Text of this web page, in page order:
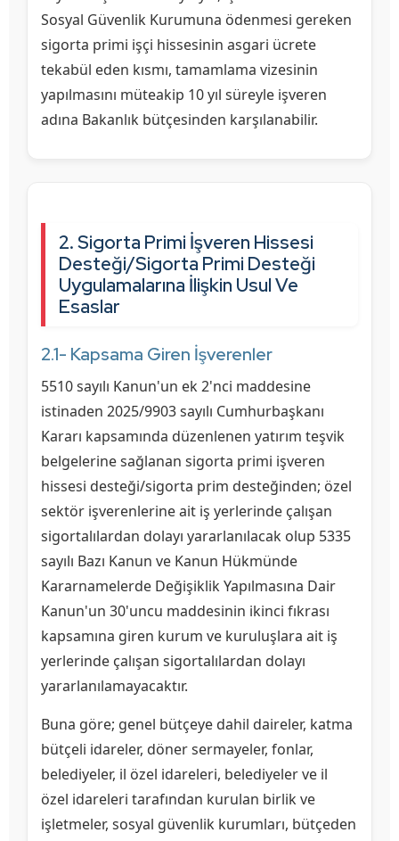
Sosyal Güvenlik Kurumuna ödenmesi gereken
sigorta primi işçi hissesinin asgari ücrete
tekabül eden kısmı, tamamlama vizesinin
yapılmasını müteakip 10 yıl süreyle işveren
adına Bakanlık bütçesinden karşılanabilir.
2. Sigorta Primi İşveren Hissesi
Desteği/Sigorta Primi Desteği
Uygulamalarına İlişkin Usul Ve
Esaslar
2.1- Kapsama Giren İşverenler
5510 sayılı Kanun'un ek 2'nci maddesine
istinaden 2025/9903 sayılı Cumhurbaşkanı
Kararı kapsamında düzenlenen yatırım teşvik
belgelerine sağlanan sigorta primi işveren
hissesi desteği/sigorta prim desteğinden; özel
sektör işverenlerine ait iş yerlerinde çalışan
sigortalılardan dolayı yararlanılacak olup 5335
sayılı Bazı Kanun ve Kanun Hükmünde
Kararnamelerde Değişiklik Yapılmasına Dair
Kanun'un 30'uncu maddesinin ikinci fıkrası
kapsamına giren kurum ve kuruluşlara ait iş
yerlerinde çalışan sigortalılardan dolayı
yararlanılamayacaktır.
Buna göre; genel bütçeye dahil daireler, katma
bütçeli idareler, döner sermayeler, fonlar,
belediyeler, il özel idareleri, belediyeler ve il
özel idareleri tarafından kurulan birlik ve
işletmeler, sosyal güvenlik kurumları, bütçeden